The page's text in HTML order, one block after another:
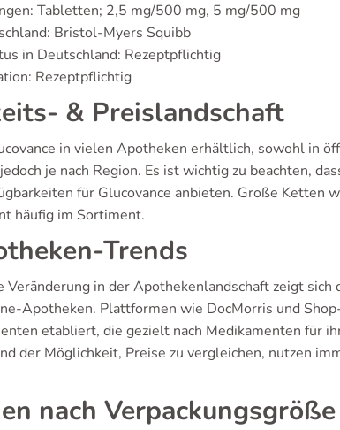
Tabletten; 2,5 mg/500 mg, 5 mg/500 mg
Bristol-Myers Squibb
in Deutschland: Rezeptpflichtig
Rezeptpflichtig
& Preislandschaft
in vielen Apotheken erhältlich, sowohl in
je nach Region. Es ist wichtig zu beachten,
für Glucovance anbieten. Große Ketten
häufig im Sortiment.
Trends
Veränderung in der Apothekenlandschaft zeigt sich
Apotheken. Plattformen wie DocMorris und
etabliert, die gezielt nach Medikamenten für
der Möglichkeit, Preise zu vergleichen, nutzen
nach Verpackungsgröße